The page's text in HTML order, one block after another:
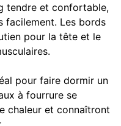
tendre et confortable,
facilement. Les bords
pour la tête et le
pour faire dormir un
à fourrure se
chaleur et connaîtront